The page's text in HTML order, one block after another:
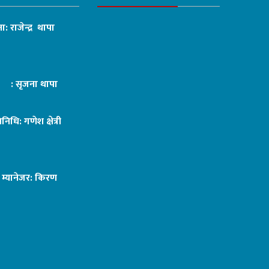
राजेन्द्र थापा
सृजना थापा
गणेश क्षेत्री
म्यानेजर: किरण